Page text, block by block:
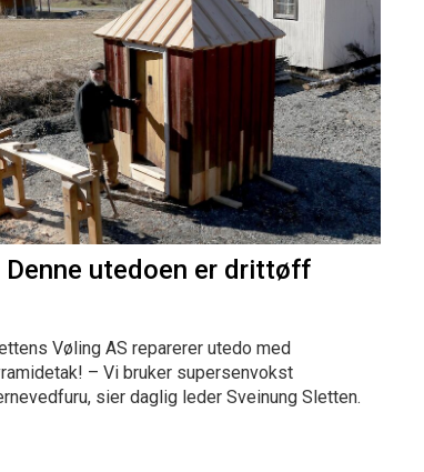
Denne utedoen er drittøff
Vøling AS reparerer utedo med
– Vi bruker supersenvokst
sier daglig leder Sveinung Sletten.